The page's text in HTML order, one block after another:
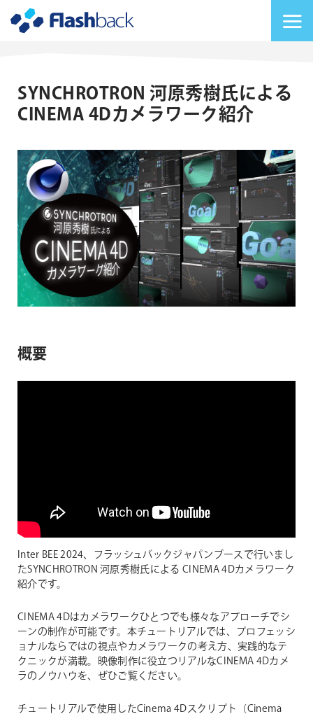
SYNCHROTRON 河原秀樹氏による
CINEMA 4Dカメラワーク紹介
概要
Inter BEE 2024、フラッシュバックジャパンブースで行いまし
たSYNCHROTRON 河原秀樹氏による CINEMA 4Dカメラワーク
紹介です。
CINEMA 4Dはカメラワークひとつでも様々なアプローチでシ
ーンの制作が可能です。本チュートリアルでは、プロフェッシ
ョナルならではの視点やカメラワークの考え方、実践的なテ
クニックが満載。映像制作に役立つリアルなCINEMA 4Dカメ
ラのノウハウを、ぜひご覧ください。
チュートリアルで使用したCinema 4Dスクリプト（Cinema